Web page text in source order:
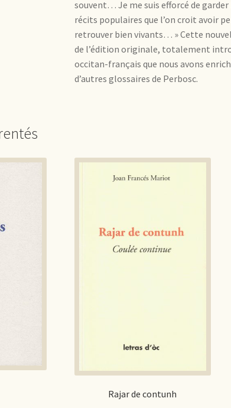
souvent… Je me suis efforcé de
récits populaires que l’on croit avoir
retrouver bien vivants… » Cette
de l’édition originale, totalement
occitan-français que nous avons
d’autres glossaires de Perbosc.
Rajar de contunh